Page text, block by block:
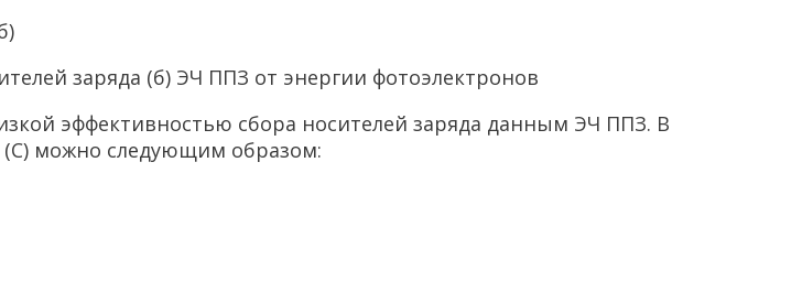
заряда (б) ЭЧ ППЗ от энергии фотоэлектронов
эффективностью сбора носителей заряда данным ЭЧ ППЗ. В
(С) можно следующим образом: